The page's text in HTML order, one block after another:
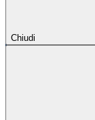
Chiudi